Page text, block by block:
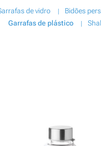
de vidro Bidões
Garrafas de plástico